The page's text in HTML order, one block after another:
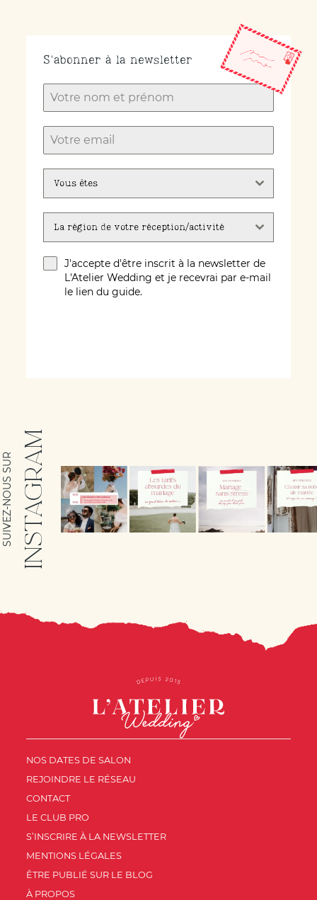
S'abonner à la newsletter
Vous êtes
La région de votre réception/activité
J'accepte d'être inscrit à la newsletter de
L'Atelier Wedding et je recevrai par e-mail
le lien du guide.
INSTAGRAM
SUIVEZ-NOUS SUR
NOS DATES DE SALON
REJOINDRE LE RÉSEAU
CONTACT
LE CLUB PRO
S’INSCRIRE À LA NEWSLETTER
MENTIONS LÉGALES
ÊTRE PUBLIÉ SUR LE BLOG
À PROPOS